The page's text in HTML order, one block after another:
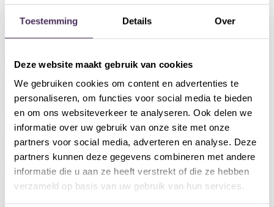
Toestemming Details Over
Deze website maakt gebruik van cookies
We gebruiken cookies om content en advertenties te
personaliseren, om functies voor social media te bieden
en om ons websiteverkeer te analyseren. Ook delen we
informatie over uw gebruik van onze site met onze
partners voor social media, adverteren en analyse. Deze
partners kunnen deze gegevens combineren met andere
informatie die u aan ze heeft verstrekt of die ze hebben
verzameld op basis van uw gebruik van hun services.
Leaderz BV
BE0790.132.207
Copyright © LeaderZ 2026 Branded byMENTALL
Ontvang onze
nieuwsbrief !
Nieuwsbrief
Formulier
Naam*
Voornaam *